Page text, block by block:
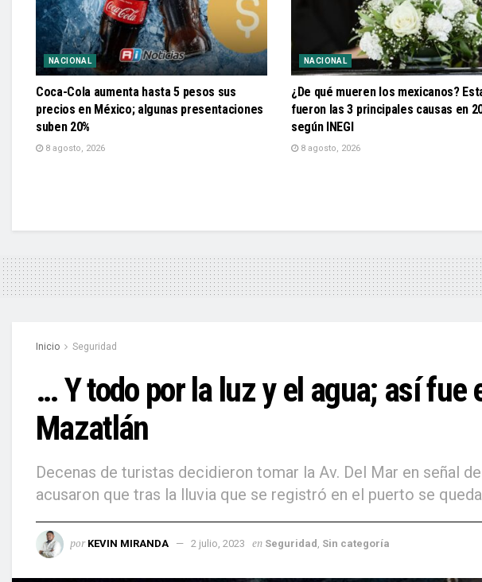
NACIONAL
Coca-Cola aumenta hasta 5 pesos sus
precios en México; algunas presentaciones
suben 20%
8 agosto, 2026
NACIONAL
¿De qué mueren los mexicanos?
fueron las 3 principales causas en
según INEGI
8 agosto, 2026
Inicio Seguridad
… Y todo por la luz y el agua; así
Mazatlán
Decenas de turistas decidieron tomar la Av. Del Mar en señal
acusaron que tras la lluvia que se registró en el puerto se
por KEVIN MIRANDA 2 julio, 2023 en Seguridad Sin categoría